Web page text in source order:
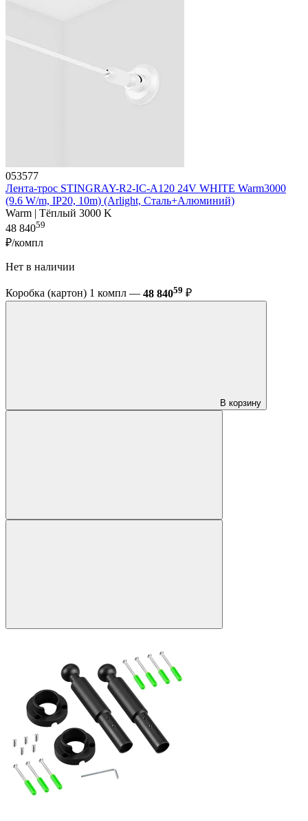
053577
Лента-трос STINGRAY-R2-IC-A120 24V WHITE Warm3000
(9.6 W/m, IP20, 10m) (Arlight, Сталь+Алюминий)
Warm | Тёплый 3000 K
48 84059
₽/компл
Нет в наличии
Коробка (картон) 1 компл — 48 84059 ₽
В корзину